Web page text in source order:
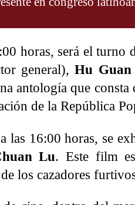
horas, será el turno
general),Hu Guan
antología que consta
de la República
las 16:00 horas, se
Lu. Este film
los cazadores